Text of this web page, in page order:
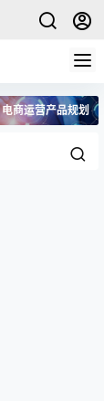
电商运营产品规划